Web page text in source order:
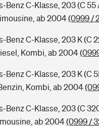
Benz C-Klasse, 203 (C 55
ab 2004(0999 /
Benz C-Klasse, 203 K (C
Kombi, ab 2004
Benz C-Klasse, 203 K (C
Kombi, ab 2004
Benz C-Klasse, 203 (C
ab 2004(0999 /